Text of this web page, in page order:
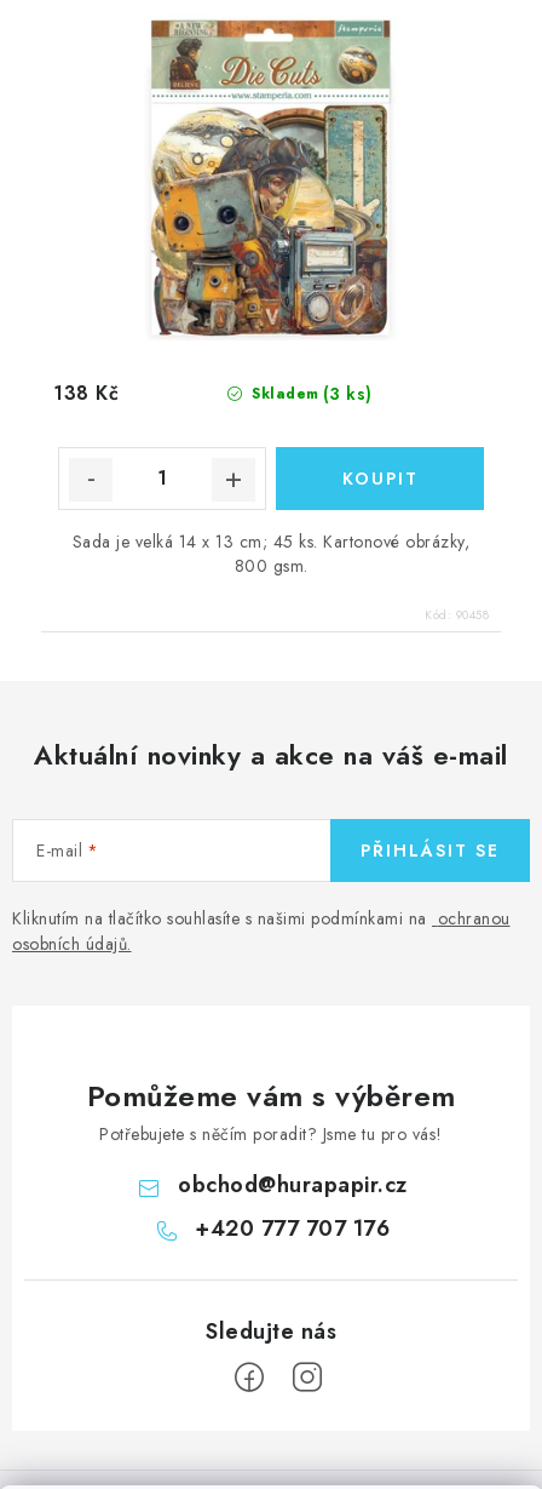
Skladem (3 ks)
138 Kč
Sada je velká 14 x 13 cm; 45 ks. Kartonové obrázky,
800 gsm.
Kód: 90458
Aktuální novinky a akce na váš e-mail
E-mail
Kliknutím na tlačítko souhlasíte s našimi podmínkami na ochranou
osobních údajů.
PŘIHLÁSIT SE
Pomůžeme vám s výběrem
Potřebujete s něčím poradit? Jsme tu pro vás!
obchod@hurapapir.cz
+420 777 707 176
á